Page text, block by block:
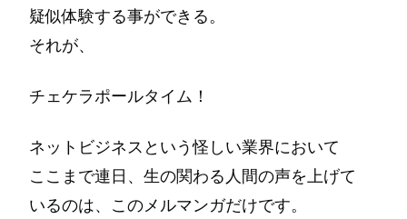
疑似体験する事ができる。
それが、
チェケラポールタイム！
ネットビジネスという怪しい業界において
ここまで連日、生の関わる人間の声を上げて
いるのは、このメルマンガだけです。